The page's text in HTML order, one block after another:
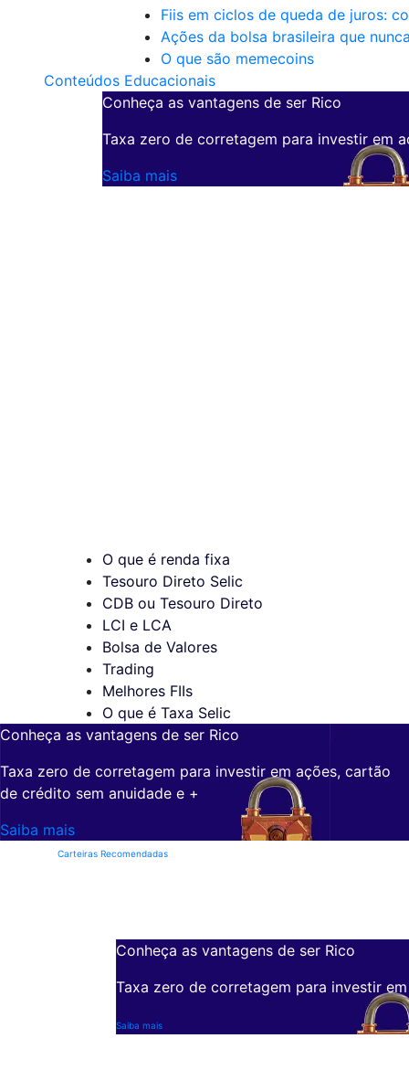
Fiis em ciclos de queda de juros:
Ações da bolsa brasileira que
O que são memecoins
Conteúdos Educacionais
Conheça as vantagens de ser Rico
Taxa zero de corretagem para investir em
Saiba mais
O que é renda fixa
Tesouro Direto Selic
CDB ou Tesouro Direto
LCI e LCA
Bolsa de Valores
Trading
Melhores FIIs
O que é Taxa Selic
Conheça as vantagens de ser Rico
Taxa zero de corretagem para investir em ações, cartão
de crédito sem anuidade e +
Saiba mais
Carteiras Recomendadas
Conheça as vantagens de ser Rico
Taxa zero de corretagem para investir
Saiba mais